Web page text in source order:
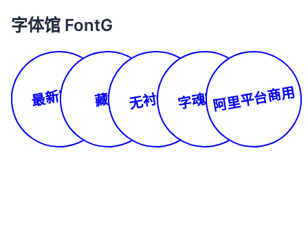
字体馆 FontG
最新字体 藏文 无衬线体字魂字库阿里平台商用